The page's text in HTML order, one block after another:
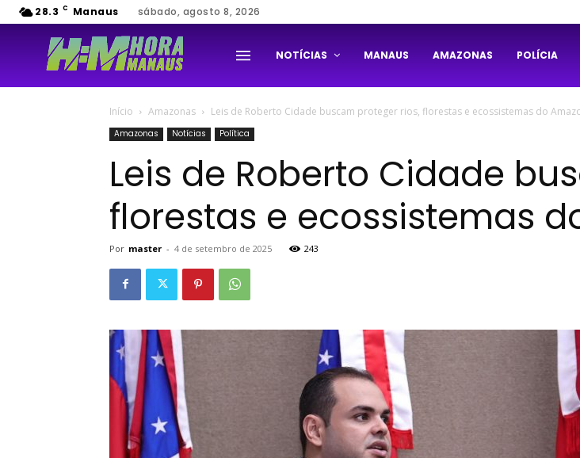
28.3 C Manaus sábado, agosto 8, 2026
NOTÍCIAS MANAUS AMAZONAS POLÍCIA
Início Amazonas Leis de Roberto Cidade buscam proteger rios, florestas e ecossistemas do
Amazonas Notícias Política
Leis de Roberto Cidade
florestas e ecossistemas
Por master - 4 de setembro de 2025 243